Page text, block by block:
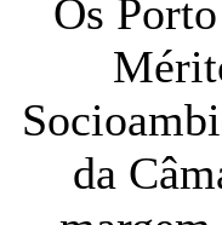
Os
da